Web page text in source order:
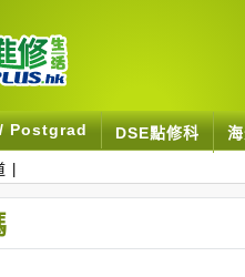
Postgrad DSE點修科